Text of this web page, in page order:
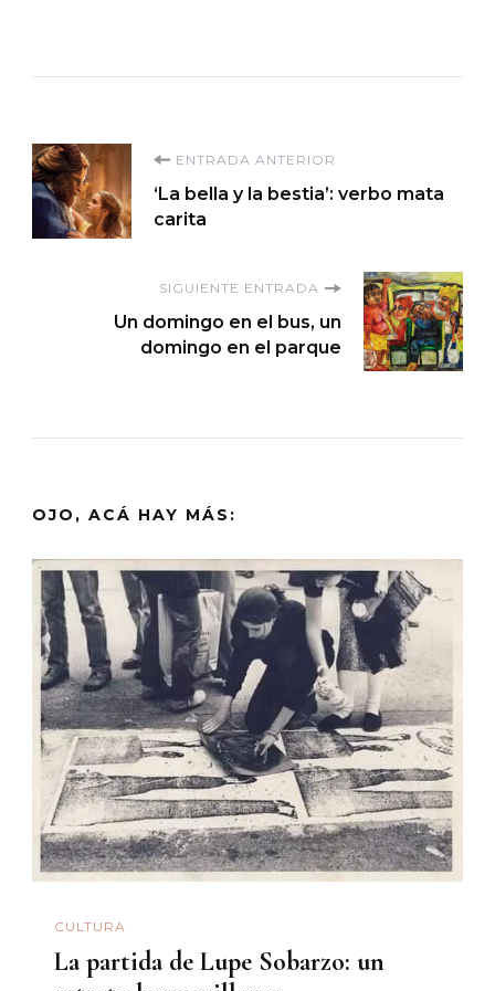
Navegación
de
entradas
ENTRADA ANTERIOR
‘La bella y la bestia’: verbo mata
carita
SIGUIENTE ENTRADA
Un domingo en el bus, un
domingo en el parque
OJO, ACÁ HAY MÁS:
CULTURA
La partida de Lupe Sobarzo: un